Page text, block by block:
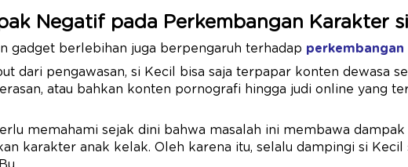
Negatif pada Perkembangan Karakter
gadget berlebihan juga berpengaruh terhadap
dari pengawasan, si Kecil bisa saja terpapar konten dewasa
atau bahkan konten pornografi hingga judi online yang
memahami sejak dini bahwa masalah ini membawa
karakter anak kelak. Oleh karena itu, selalu dampingi si Kecil